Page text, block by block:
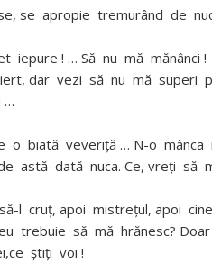
se apropie tremurând de
iepure ! … Să nu mă mănânci !
dar vezi să nu mă superi
…
o biată veveriţă … N-o mânca
astă dată nuca. Ce, vreţi să
l cruţ, apoi mistreţul, apoi
trebuie să mă hrănesc?
ştiţi voi !